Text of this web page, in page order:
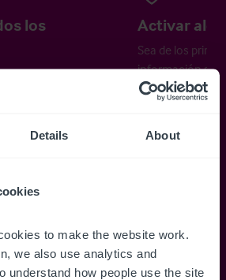
Details About
to make the website work.
we also use analytics and
understand how people use the site
los
y mucho más.
Activar
Sea de los
información
propiedades
cómo desea
Iniciar sesión